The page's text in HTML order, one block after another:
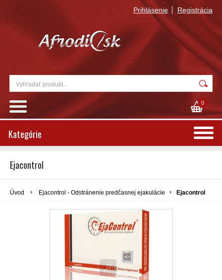
Prihlásenie Registrácia
0
Kategórie
Ejacontrol
Úvod Ejacontrol - Odstránenie predčasnej ejakulácie Ejacontrol